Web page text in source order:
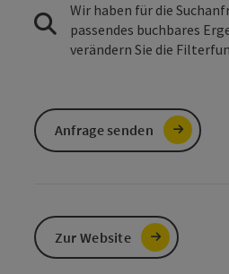
Wir haben für die
passendes buchbares
verändern Sie die
Anfrage senden
Zur Website